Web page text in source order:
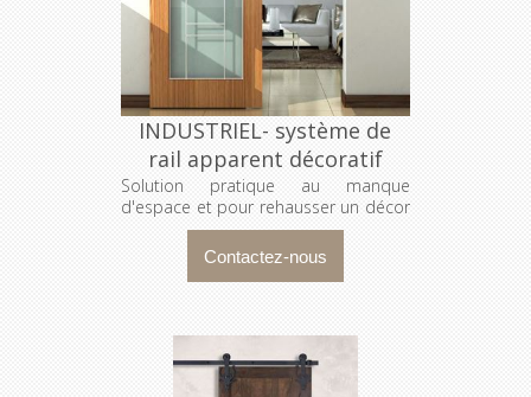
INDUSTRIEL- système de
rail apparent décoratif
Solution pratique au manque
d'espace et pour rehausser un décor